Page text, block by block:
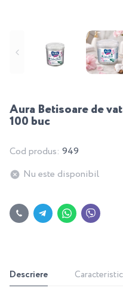
Aura Betisoare de
100 buc
Cod produs: 949
Nu este disponibil
Descriere